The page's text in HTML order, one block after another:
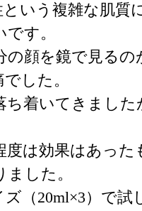
いう複雑な肌質
す。
の顔を鏡で見る
した。
着いてきまし
度は効果はあっ
した。
（20ml×3）で